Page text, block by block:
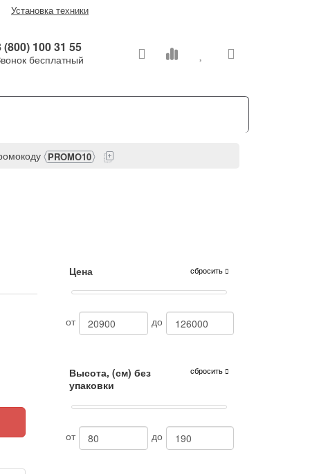
Установка техники
(800) 100 31 55
бесплатный
PROMO10
Цена сбросить
от до
Высота, (см) без
упаковки
сбросить
от до